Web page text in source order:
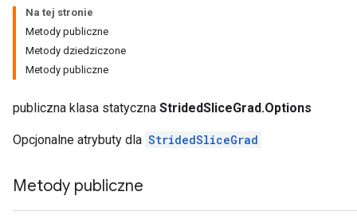
Na tej stronie
Metody publiczne
Metody dziedziczone
Metody publiczne
publiczna klasa statyczna StridedSliceGrad.Options
Opcjonalne atrybuty dla StridedSliceGrad
Metody publiczne